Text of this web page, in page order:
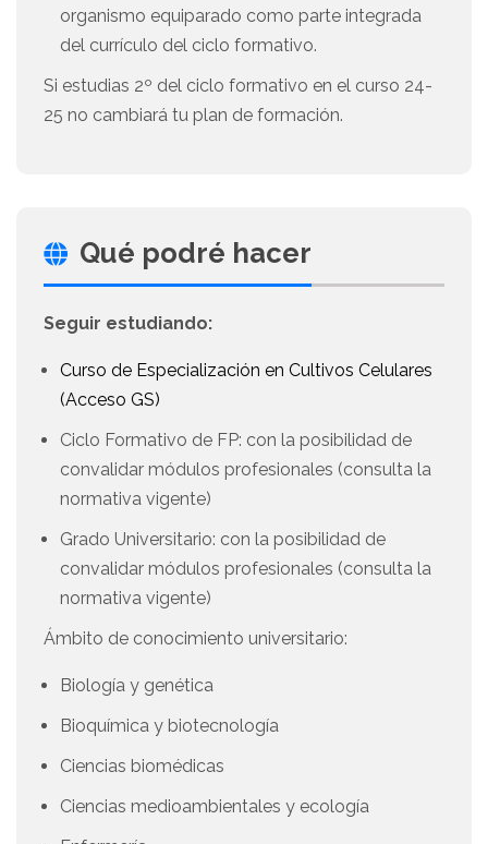
organismo equiparado como parte integrada
del currículo del ciclo formativo.
Si estudias 2º del ciclo formativo en el curso 24-
25 no cambiará tu plan de formación.
Qué podré hacer
Seguir estudiando:
Curso de Especialización en Cultivos Celulares
(Acceso GS)
Ciclo Formativo de FP: con la posibilidad de
convalidar módulos profesionales (consulta la
normativa vigente)
Grado Universitario: con la posibilidad de
convalidar módulos profesionales (consulta la
normativa vigente)
Ámbito de conocimiento universitario:
Biología y genética
Bioquímica y biotecnología
Ciencias biomédicas
Ciencias medioambientales y ecología